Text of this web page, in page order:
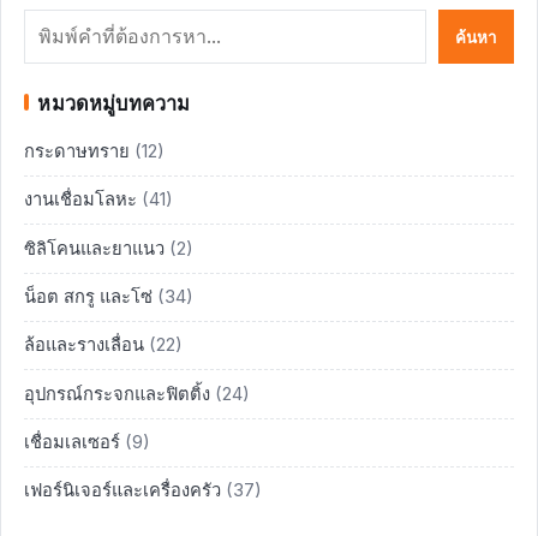
ค้นหา ค้นหา
หมวดหมู่บทความ
กระดาษทราย (12)
งานเชื่อมโลหะ (41)
ซิลิโคนและยาแนว (2)
น็อต สกรู และโซ่ (34)
ล้อและรางเลื่อน (22)
อุปกรณ์กระจกและฟิตติ้ง (24)
เชื่อมเลเซอร์ (9)
เฟอร์นิเจอร์และเครื่องครัว (37)